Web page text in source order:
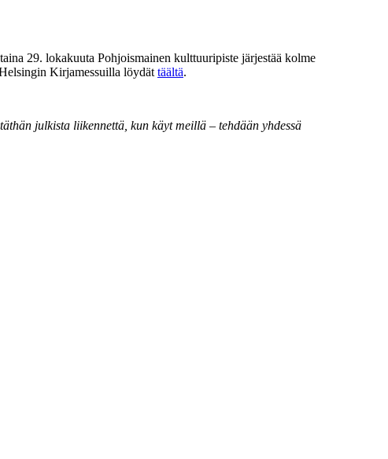
29. lokakuuta Pohjoismainen kulttuuripiste järjestää kolme
Kirjamessuilla löydät täältä.
julkista liikennettä, kun käyt meillä – tehdään yhdessä